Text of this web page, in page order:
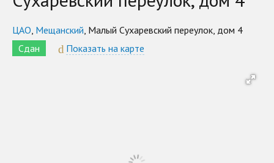
ЦАО Мещанский , Малый Сухаревский переулок, дом 4
Сдан
Показать на карте